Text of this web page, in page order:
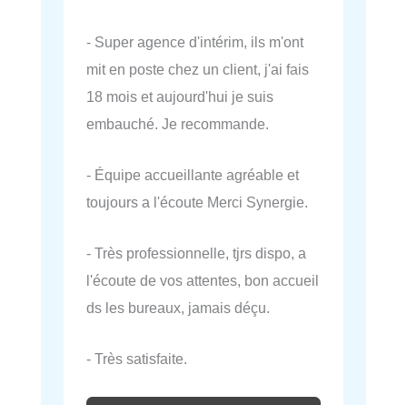
- Super agence d'intérim, ils m'ont
mit en poste chez un client, j'ai fais
18 mois et aujourd'hui je suis
embauché. Je recommande.
- Équipe accueillante agréable et
toujours a l'écoute Merci Synergie.
- Très professionnelle, tjrs dispo, a
l'écoute de vos attentes, bon accueil
ds les bureaux, jamais déçu.
- Très satisfaite.